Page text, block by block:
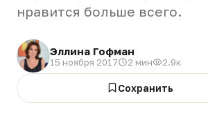
нравится больше всего.
Эллина Гофман
15 ноября 2017 2 мин 2.9к
Сохранить